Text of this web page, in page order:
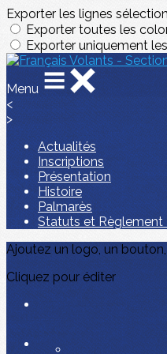
Exporter les lignes
Exporter toutes les
Exporter uniquement
Menu
<
>
Actualités
Inscriptions
Présentation
Histoire
Palmarès
Statuts et Règlement
Ajoutez un logo, un
Cliquez pour éditer